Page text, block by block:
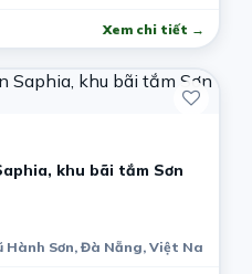
Xem chi tiết →
khu bãi tắm Sơn
Sơn, Đà Nẵng, Việt Nam